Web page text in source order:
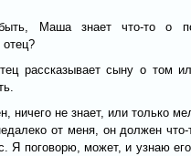
Маша знает что-то о
отец?
рассказывает сыну о том
ничего не знает, или только
от меня, он должен что-
Я поговорю, может, и узнаю